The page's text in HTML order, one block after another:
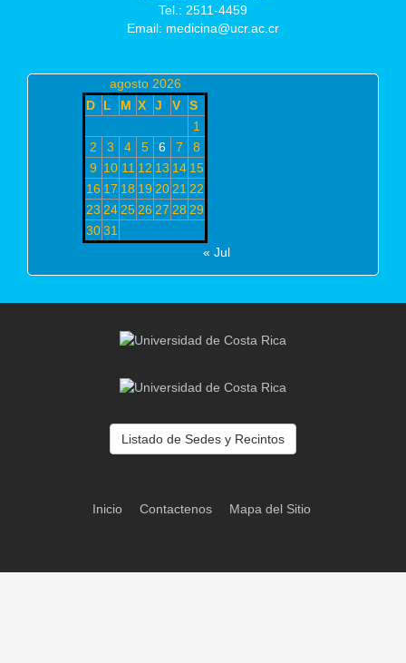
Tel.: 2511-4459
Email: medicina@ucr.ac.cr
agosto 2026
D
L M X J V
S
1
2
3 4 5 6 7
8
9 10 11 12 13 14 15
16 17 18 19 20 21 22
23 24 25 26 27 28 29
3031
« Jul
Listado de Sedes y Recintos
Inicio Contactenos Mapa del Sitio